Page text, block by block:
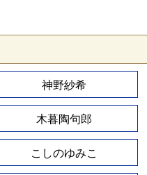
神野紗希
木暮陶句郎
こしのゆみこ